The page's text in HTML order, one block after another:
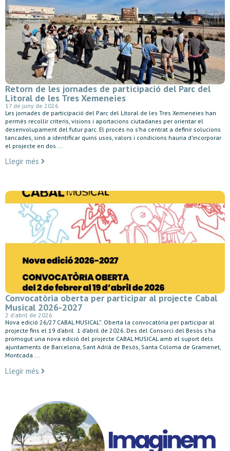
Retorn de les jornades de participació del Parc del
Litoral de les Tres Xemeneies
17 de juny de 2026
Les jornades de participació del Parc del Litoral de les Tres Xemeneies han
permès recollir criteris, visions i aportacions ciutadanes per orientar el
desenvolupament del futur parc. El procés no s’ha centrat a definir solucions
tancades, sinó a identificar quins usos, valors i condicions hauria d’incorporar
el projecte en dos ...
Llegir més
Convocatòria oberta per participar al projecte Cabal
Musical 2026-2027
2 d'abril de 2026
Nova edició 26/27 CABAL MUSICAL”. Oberta la convocatòria per participar al
projecte fins el 19 d’abril 1 d’abril de 2026. Des del Consorci del Besòs s’ha
promogut una nova edició del projecte CABAL MUSICAL amb el suport dels
ajuntaments de Barcelona, Sant Adrià de Besòs, Santa Coloma de Gramenet,
Montcada ...
Llegir més